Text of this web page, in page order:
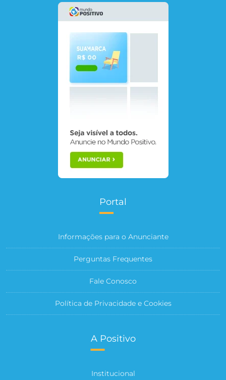
Portal
Informações para o Anunciante
Perguntas Frequentes
Fale Conosco
Política de Privacidade e Cookies
A Positivo
Institucional